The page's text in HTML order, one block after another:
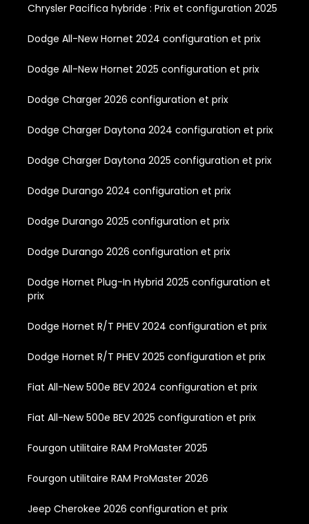
Chrysler Pacifica hybride : Prix et configuration 2025
Dodge All-New Hornet 2024 configuration et prix
Dodge All-New Hornet 2025 configuration et prix
Dodge Charger 2026 configuration et prix
Dodge Charger Daytona 2024 configuration et prix
Dodge Charger Daytona 2025 configuration et prix
Dodge Durango 2024 configuration et prix
Dodge Durango 2025 configuration et prix
Dodge Durango 2026 configuration et prix
Dodge Hornet Plug-In Hybrid 2025 configuration et
prix
Dodge Hornet R/T PHEV 2024 configuration et prix
Dodge Hornet R/T PHEV 2025 configuration et prix
Fiat All-New 500e BEV 2024 configuration et prix
Fiat All-New 500e BEV 2025 configuration et prix
Fourgon utilitaire RAM ProMaster 2025
Fourgon utilitaire RAM ProMaster 2026
Jeep Cherokee 2026 configuration et prix